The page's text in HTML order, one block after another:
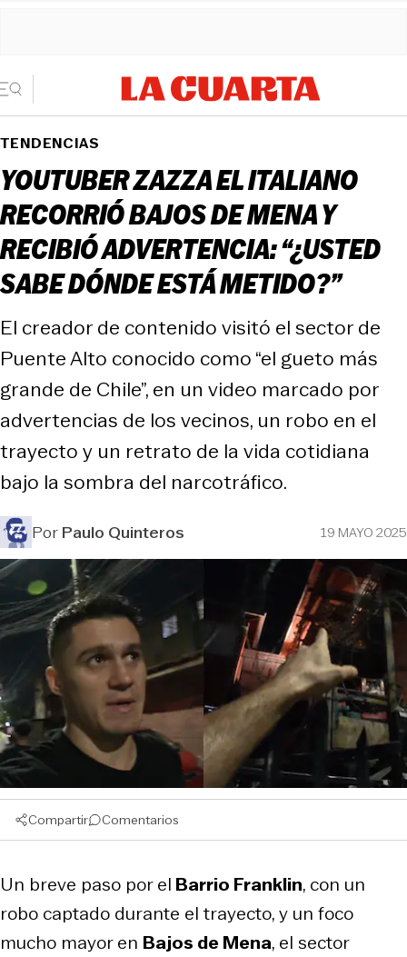
TENDENCIAS
YOUTUBER ZAZZA EL ITALIANO
RECORRIÓ BAJOS DE MENA Y
RECIBIÓ ADVERTENCIA: “¿USTED
SABE DÓNDE ESTÁ METIDO?”
El creador de contenido visitó el sector de
Puente Alto conocido como “el gueto más
grande de Chile”, en un video marcado por
advertencias de los vecinos, un robo en el
trayecto y un retrato de la vida cotidiana
bajo la sombra del narcotráfico.
PorPaulo Quinteros 19 MAYO 2025
Compartir Comentarios
Un breve paso por el Barrio Franklin, con un
robo captado durante el trayecto, y un foco
mucho mayor en Bajos de Mena, el sector